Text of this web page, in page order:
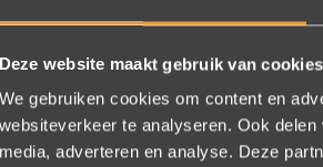
Deze website maakt gebruik van cookies
We gebruiken cookies om content en
websiteverkeer te analyseren. Ook
media, adverteren en analyse. Deze
geholpen en ze